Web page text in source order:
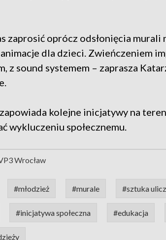
zaprosić oprócz odsłonięcia murali
dla dzieci. Zwieńczeniem
z sound systemem – zaprasza
kolejne inicjatywy na
wykluczeniu społecznemu.
Wrocław
#młodzież #murale #sztuka
#inicjatywa społeczna #edukacja